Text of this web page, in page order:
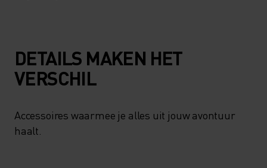
DETAILS MAKEN HET
VERSCHIL
Accessoires waarmee je alles uit jouw avontuur
haalt.